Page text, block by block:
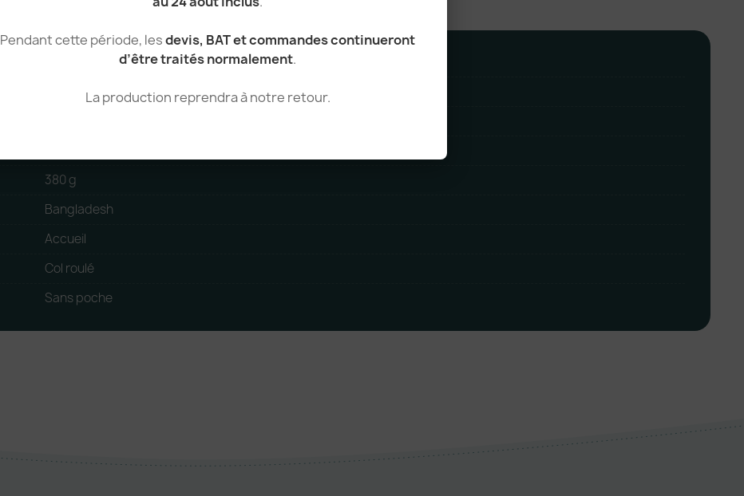
Pendant cette période, lesdevis, BAT et commandes continueront
d’être traités normalement.
La production reprendra à notre retour.
50% Coton, 50% Acrylique
Homme
380 g
Bangladesh
Accueil
Col roulé
Sans poche